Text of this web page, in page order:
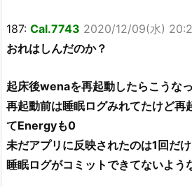
187: Cal.7743 2020/12/09(水)
おれはしんだのか？
起床後wenaを再起動したらこうな
再起動前は睡眠ログみれてたけど
てEnergyも0
未だアプリに反映されたのは1回だけ
睡眠ログがコミットできてないよう